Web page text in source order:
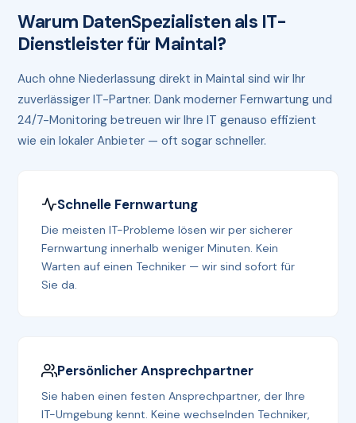
Warum DatenSpezialisten als IT-
Dienstleister für Maintal?
Auch ohne Niederlassung direkt in Maintal sind wir Ihr
zuverlässiger IT-Partner. Dank moderner Fernwartung und
24/7-Monitoring betreuen wir Ihre IT genauso effizient
wie ein lokaler Anbieter — oft sogar schneller.
Schnelle Fernwartung
Die meisten IT-Probleme lösen wir per sicherer
Fernwartung innerhalb weniger Minuten. Kein
Warten auf einen Techniker — wir sind sofort für
Sie da.
Persönlicher Ansprechpartner
Sie haben einen festen Ansprechpartner, der Ihre
IT-Umgebung kennt. Keine wechselnden Techniker,